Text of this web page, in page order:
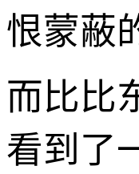
恨蒙蔽
而比比
看到了